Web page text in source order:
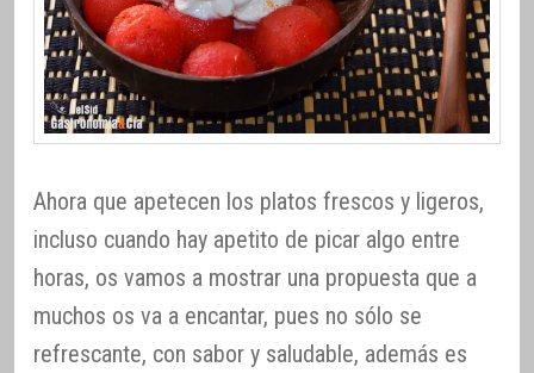
Ahora que apetecen los platos frescos y ligeros,
incluso cuando hay apetito de picar algo entre
horas, os vamos a mostrar una propuesta que a
muchos os va a encantar, pues no sólo se
refrescante, con sabor y saludable, además es